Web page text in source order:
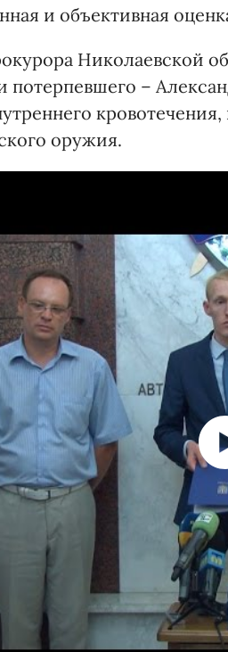
и объективная
Николаевской
потерпевшего –
оружия.